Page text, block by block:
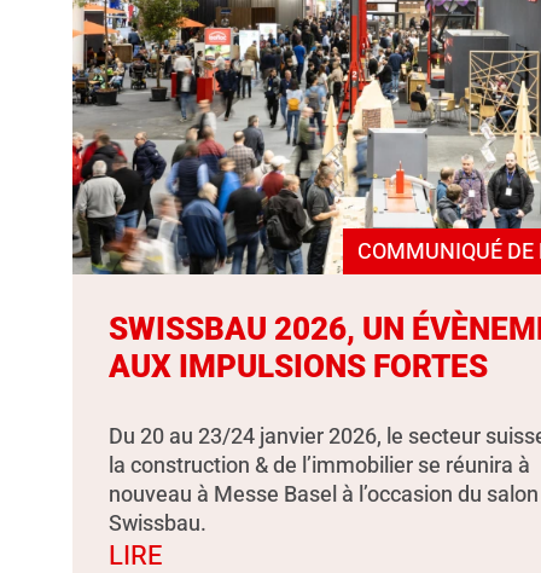
COMMUNIQUÉ DE
SWISSBAU 2026, UN
AUX IMPULSIONS FORTES
Du 20 au 23/24 janvier 2026, le secteur
la construction & de l’immobilier se réunira à
nouveau à Messe Basel à l’occasion du salon
Swissbau.
LIRE